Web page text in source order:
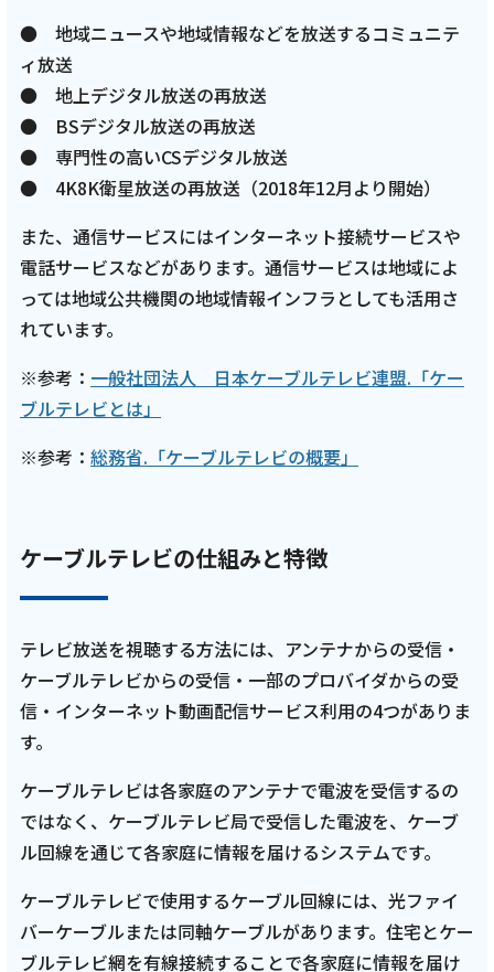
● 地域ニュースや地域情報などを放送するコミュニテ
ィ放送
● 地上デジタル放送の再放送
● BSデジタル放送の再放送
● 専門性の高いCSデジタル放送
● 4K8K衛星放送の再放送（2018年12月より開始）
また、通信サービスにはインターネット接続サービスや
電話サービスなどがあります。通信サービスは地域によ
っては地域公共機関の地域情報インフラとしても活用さ
れています。
※参考： 一般社団法人 日本ケーブルテレビ連盟.「ケー
ブルテレビとは」
※参考： 総務省.「ケーブルテレビの概要」
ケーブルテレビの仕組みと特徴
テレビ放送を視聴する方法には、アンテナからの受信・
ケーブルテレビからの受信・一部のプロバイダからの受
信・インターネット動画配信サービス利用の4つがありま
す。
ケーブルテレビは各家庭のアンテナで電波を受信するの
ではなく、ケーブルテレビ局で受信した電波を、ケーブ
ル回線を通じて各家庭に情報を届けるシステムです。
ケーブルテレビで使用するケーブル回線には、光ファイ
バーケーブルまたは同軸ケーブルがあります。住宅とケー
ブルテレビ網を有線接続することで各家庭に情報を届け